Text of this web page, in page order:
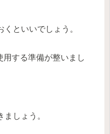
といいでしょう。
する準備が整いまし
しょう。